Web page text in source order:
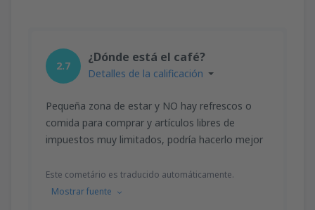
2.7
¿Dónde está el café?
Detalles de la calificación
Pequeña zona de estar y NO hay refrescos o
comida para comprar y artículos libres de
impuestos muy limitados, podría hacerlo mejor
Este cometário es traducido automáticamente.
Mostrar fuente